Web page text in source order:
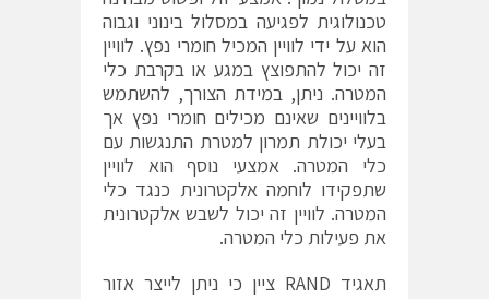
טכנולוגית לפגיעה במסלול בינוני וגבוה
הוא על ידי לוויין המכיל חומרי נפץ. לוויין
זה יכול להתפוצץ במגע או בקרבת כלי
המטרה. ניתן, במידת הצורך, להשתמש
בלוויינים שאינם מכילים חומרי נפץ אך
בעלי יכולת תמרון למטרת התנגשות עם
כלי המטרה. אמצעי נוסף הוא לוויין
שתפקידו לוחמה אלקטרונית כנגד כלי
המטרה. לוויין זה יכול לשבש אלקטרונית
את פעילות כלי המטרה.
תאגיד RAND ציין כי ניתן לייצר אזור